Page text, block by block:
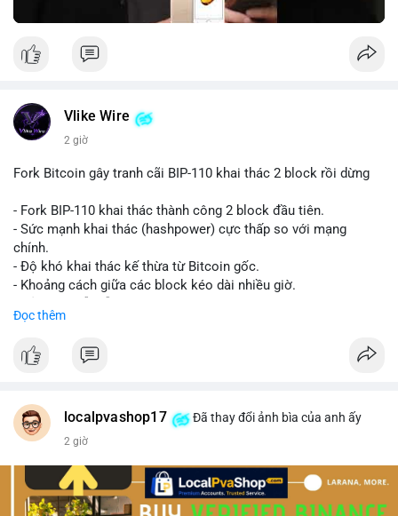
Vlike Wire
2 giờ
Fork Bitcoin gây tranh cãi BIP-110 khai thác 2 block rồi dừng
- Fork BIP-110 khai thác thành công 2 block đầu tiên.
- Sức mạnh khai thác (hashpower) cực thấp so với mạng
chính.
- Độ khó khai thác kế thừa từ Bitcoin gốc.
- Khoảng cách giữa các block kéo dài nhiều giờ.
#vlikevn #titanbot
Đọc thêm
localpvashop17 Đã thay đổi ảnh bìa của anh ấy
2 giờ